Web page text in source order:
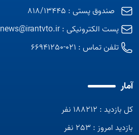
صندوق پستی : 818/13445
پست الکترونیکی :news@irantvto.ir
تلفن تماس : 021-66941250
آمار
کل بازدید : 188212 نفر
بازدید امروز : 253 نفر